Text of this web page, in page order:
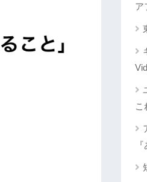
ア
こ